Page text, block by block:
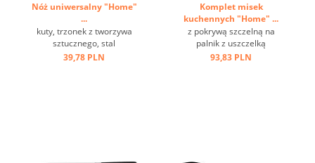
Nóż uniwersalny "Home"
...
kuty, trzonek z tworzywa
sztucznego, stal
milibdenowa ...
39,78 PLN
Komplet misek
kuchennych "Home" ...
z pokrywą szczelną na
palnik z uszczelką
silikonową, częściowo
93,83 PLN